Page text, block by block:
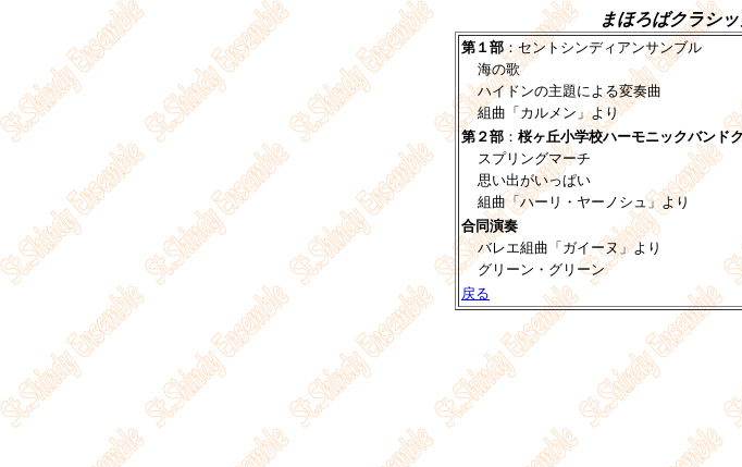
まほろばクラシ
第１部：セントシンディアンサンブル
海の歌
ハイドンの主題による変奏曲
組曲「カルメン」より
第２部 ： 桜ヶ丘小学校ハーモニックバンド
スプリングマーチ
思い出がいっぱい
組曲「ハーリ・ヤーノシュ」より
合同演奏
バレエ組曲「ガイーヌ」より
グリーン・グリーン
戻る